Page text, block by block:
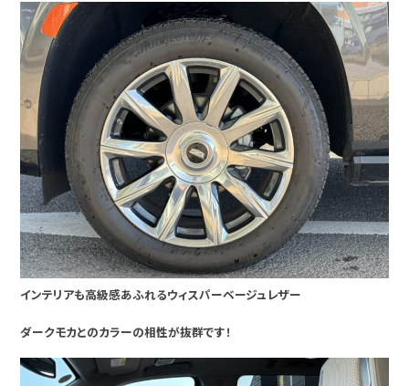
インテリアも高級感あふれるウィスパーベージュレザー
ダークモカとのカラーの相性が抜群です！